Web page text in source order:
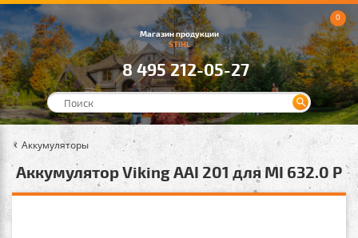
Магазин продукции
STIHL
8 495 212-05-27
0
Аккумуляторы
Аккумулятор Viking AAI 201 для MI 632.0 P